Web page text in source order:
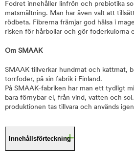
Fodret innehåller linfrön och prebiotika
matsmältning. Man har även valt att
rödbeta. Fibrerna främjar god hälsa i
risken för hårbollar och gör foderkulorna
Om SMAAK
SMAAK tillverkar hundmat och kattmat,
torrfoder, på sin fabrik i Finland.
På SMAAK-fabriken har man ett tydligt
bara förnybar el, från vind, vatten och
produktionen tas tillvara och används
Innehållsförteckning